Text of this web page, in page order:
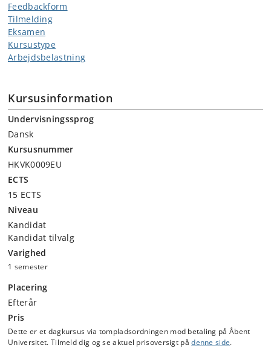
Feedbackform
Tilmelding
Eksamen
Kursustype
Arbejdsbelastning
Kursusinformation
Undervisningssprog
Dansk
Kursusnummer
HKVK0009EU
ECTS
15 ECTS
Niveau
Kandidat
Kandidat tilvalg
Varighed
1 semester
Placering
Efterår
Pris
Dette er et dagkursus via tompladsordningen mod betaling på Åbent
Universitet. Tilmeld dig og se aktuel prisoversigt pådenne side.